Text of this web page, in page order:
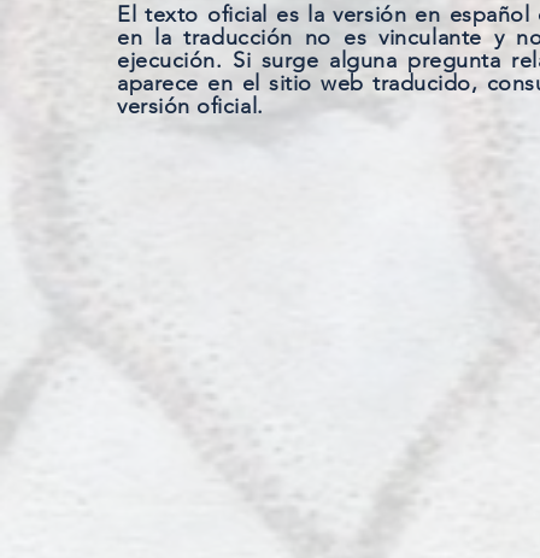
El texto oficial es la versión en
en la traducción no es vinculante y
ejecución. Si surge alguna pregunta
aparece en el sitio web traducido,
versión oficial.